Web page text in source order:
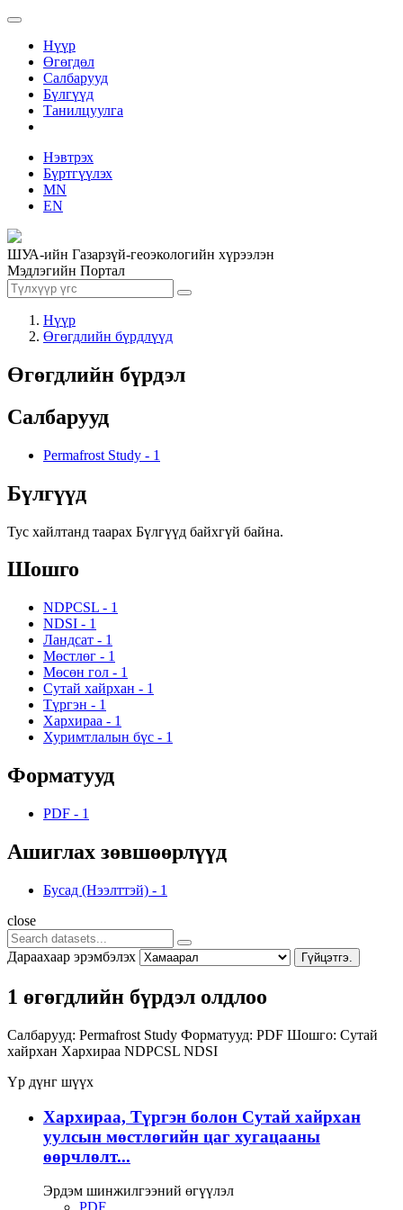
Нүүр
Өгөгдөл
Салбарууд
Бүлгүүд
Танилцуулга
Нэвтрэх
Бүртгүүлэх
MN
EN
ШУА-ийн Газарзүй-геоэкологийн хүрээлэн
Мэдлэгийн Портал
Нүүр
Өгөгдлийн бүрдлүүд
Өгөгдлийн бүрдэл
Салбарууд
Permafrost Study - 1
Бүлгүүд
Тус хайлтанд таарах Бүлгүүд байхгүй байна.
Шошго
NDPCSL - 1
NDSI - 1
Ландсат - 1
Мөстлөг - 1
Мөсөн гол - 1
Сутай хайрхан - 1
Түргэн - 1
Хархираа - 1
Хуримтлалын бүс - 1
Форматууд
PDF - 1
Ашиглах зөвшөөрлүүд
Бусад (Нээлттэй) - 1
close
Дараахаар эрэмбэлэх Гүйцэтгэ.
1 өгөгдлийн бүрдэл олдлоо
Салбарууд: Permafrost Study Форматууд: PDF Шошго: Сутай
хайрхан Хархираа NDPCSL NDSI
Үр дүнг шүүх
Хархираа, Түргэн болон Сутай хайрхан
уулсын мөстлөгийн цаг хугацааны
өөрчлөлт...
Эрдэм шинжилгээний өгүүлэл